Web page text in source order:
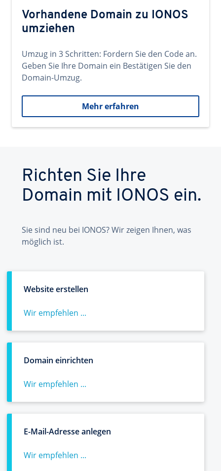
Vorhandene Domain zu IONOS
umziehen
Umzug in 3 Schritten: Fordern Sie den Code an.
Geben Sie Ihre Domain ein Bestätigen Sie den
Domain-Umzug.
Mehr erfahren
Richten Sie Ihre
Domain mit IONOS ein.
Sie sind neu bei IONOS? Wir zeigen Ihnen, was
möglich ist.
Website erstellen
Wir empfehlen ...
Domain einrichten
Wir empfehlen ...
E-Mail-Adresse anlegen
Wir empfehlen ...